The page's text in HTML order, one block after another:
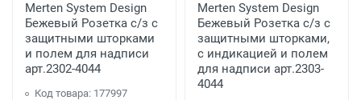
Merten System Design
Бежевый Розетка с/з с
защитными шторками
и полем для надписи
арт.2302-4044
Код товара: 177997
Merten System Design
Бежевый Розетка с/з с
защитными шторками,
с индикацией и полем
для надписи арт.2303-
4044